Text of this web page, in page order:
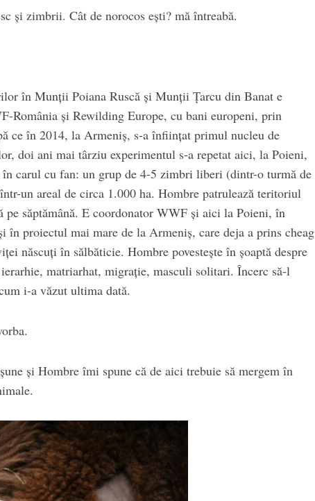
și zimbrii. Cât de norocos ești? mă întreabă.
în Munții Poiana Ruscă și Munții Țarcu din Banat e
România și Rewilding Europe, cu bani europeni, prin
ce în 2014, la Armeniş, s-a înfiinţat primul nucleu de
doi ani mai târziu experimentul s-a repetat aici, la Poieni,
în carul cu fan: un grup de 4-5 zimbri liberi (dintr-o turmă de
un areal de circa 1.000 ha. Hombre patrulează teritoriul
pe săptămână. E coordonator WWF și aici la Poieni, în
în proiectul mai mare de la Armeniș, care deja a prins cheag
născuți în sălbăticie. Hombre povestește în șoaptă despre
matriarhat, migrație, masculi solitari. Încerc să-l
i-a văzut ultima dată.
și Hombre îmi spune că de aici trebuie să mergem în